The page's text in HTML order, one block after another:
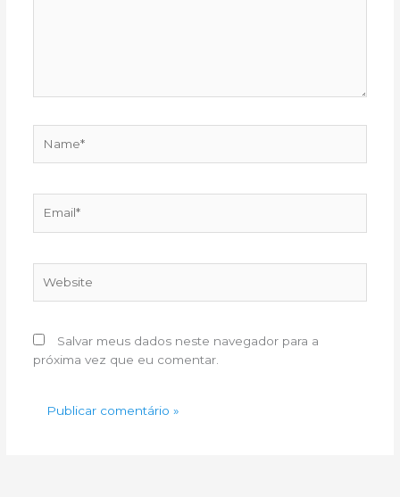
Salvar meus dados neste navegador para a
próxima vez que eu comentar.